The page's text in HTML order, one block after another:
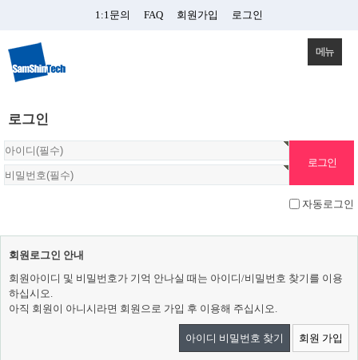
1:1문의 FAQ 회원가입 로그인
메뉴
로그인
자동로그인
회원로그인 안내
회원아이디 및 비밀번호가 기억 안나실 때는 아이디/비밀번호 찾기를 이용
하십시오.
아직 회원이 아니시라면 회원으로 가입 후 이용해 주십시오.
아이디 비밀번호 찾기 회원 가입